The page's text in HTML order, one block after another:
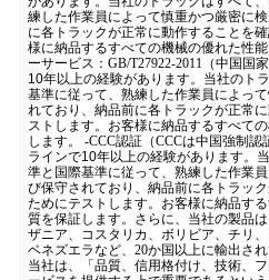
練した作業員によって慎重かつ厳密に
に各トラックが正常に動作することを
様に納品するすべての機械の優れた性能
ーサービス：GB/T27922-2011（中国国家
10年以上の経験があります。当社のト
基準に従って、熟練した作業員によっ
れており、納品前に各トラックが正常
ストします。お客様に納品するすべて
します。
-CCC認証（CCCは中国強制認
ラインで10年以上の経験があります。
準と国際基準に従って、熟練した作業
び保守されており、納品前に各トラッ
ためにテストします。お客様に納品す
質を保証します。 さらに、当社の製品
ザニア、コスタリカ、ボリビア、チリ
ベネズエラなど、20か国以上に輸出され
当社は、「品質、信用格付け、技術、